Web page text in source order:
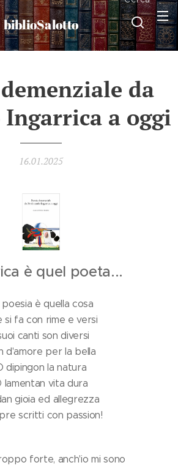
biblioSalotto
da
Ingarrica a oggi
16.01.2025
è quel poeta...
poesia è quella cosa
si fa con rime e versi
suoi canti son diversi
d'amore per la bella
dipingon la natura
lamentan vita dura
gioia ed allegrezza
scritti con passion!
forte, anch'io mi sono